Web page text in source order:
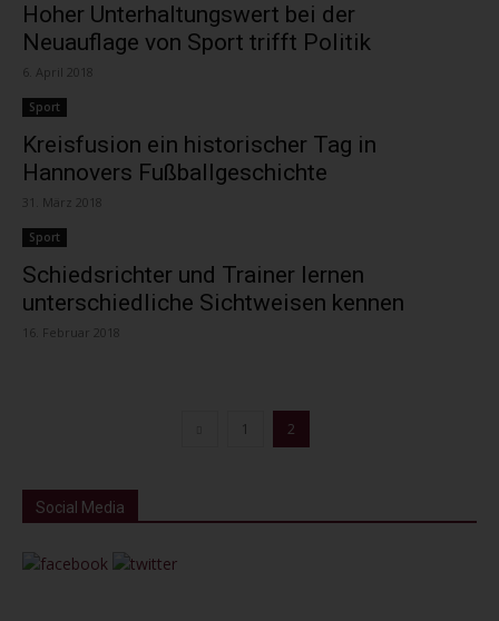
Hoher Unterhaltungswert bei der
Neuauflage von Sport trifft Politik
6. April 2018
Sport
Kreisfusion ein historischer Tag in
Hannovers Fußballgeschichte
31. März 2018
Sport
Schiedsrichter und Trainer lernen
unterschiedliche Sichtweisen kennen
16. Februar 2018
1 2
Social Media